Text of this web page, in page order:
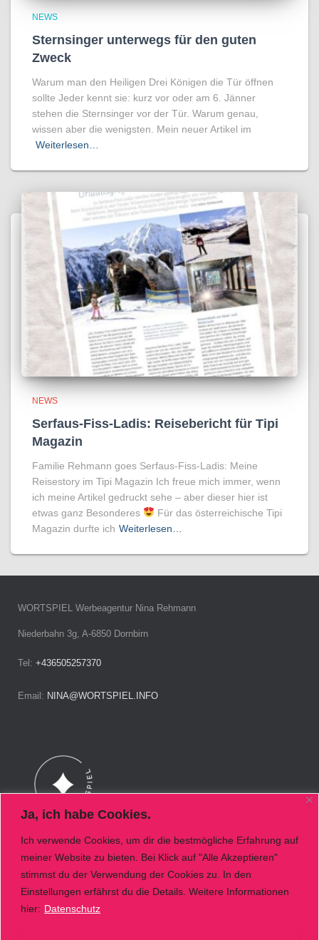
Ja, ich habe Cookies.
Ich verwende Cookies, um dir die bestmögliche Erfahrung auf
meiner Website zu bieten. Bei Klick auf "Alle Akzeptieren"
stimmst du der Verwendung der Cookies zu. In den
Einstellungen erfährst du die Details. Weitere Informationen
hier: Datenschutz
NEWS
Sternsinger unterwegs für den guten
Zweck
Warum man den Heiligen Drei Königen die Tür öffnen
sollte Jeder kennt sie: kurz vor oder am 6. Jänner
stehen die Sternsinger vor der Tür. Warum genau,
wissen aber die wenigsten. Mein neuer Artikel im
Weiterlesen…
NEWS
Serfaus-Fiss-Ladis: Reisebericht für Tipi
Magazin
Familie Rehmann goes Serfaus-Fiss-Ladis: Meine
Reisestory im Tipi Magazin Ich freue mich immer, wenn
ich meine Artikel gedruckt sehe – aber dieser hier ist
etwas ganz Besonderes
Für das österreichische Tipi
Magazin durfte ich Weiterlesen…
WORTSPIEL Werbeagentur Nina Rehmann
Niederbahn 3g, A-6850 Dornbirn
Tel: +436505257370
Email: NINA@WORTSPIEL.INFO